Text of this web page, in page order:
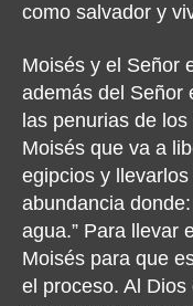
como salvador y
Moisés y el Señor
además del Señor
las penurias de
Moisés que va a
egipcios y
abundancia
agua.” Para llevar
Moisés para que
el proceso. Al